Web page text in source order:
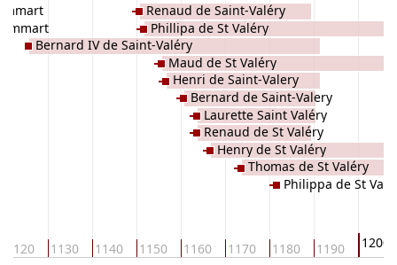
1120 1130 1140 1150 1160 1170 1180 1190 1200
Bernard IV de Saint-Valéry
Renaud de Saint-Valéry
Phillipa de St Valéry
Maud de St Valéry
Henri de Saint-Valery
Bernard de Saint-Valery
Laurette Saint Valéry
Renaud de St Valéry
Henry de St Valéry
Thomas de St Valéry
Philippa de St